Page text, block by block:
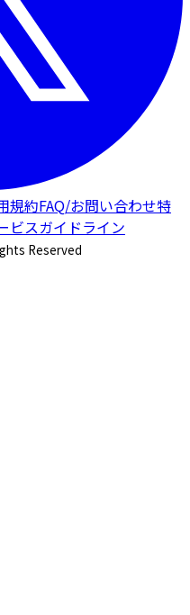
規約FAQ/お問い合わせ特
ビスガイドライン
Reserved